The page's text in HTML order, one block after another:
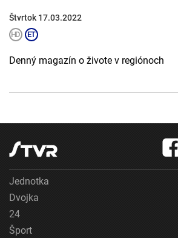
Štvrtok 17.03.2022
Denný magazín o živote v regiónoch
Jednotka
Dvojka
24
Šport